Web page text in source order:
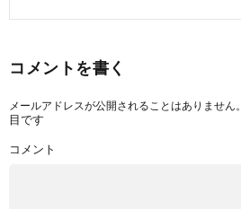
コメントを書く
メールアドレスが公開されることはありません。
目です
コメント